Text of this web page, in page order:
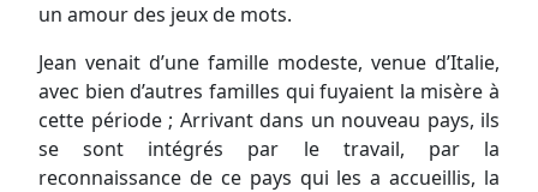
un amour des jeux de mots.
Jean venait d’une famille modeste, venue d’Italie,
avec bien d’autres familles qui fuyaient la misère à
cette période ; Arrivant dans un nouveau pays, ils
se sont intégrés par le travail, par la
reconnaissance de ce pays qui les a accueillis, la